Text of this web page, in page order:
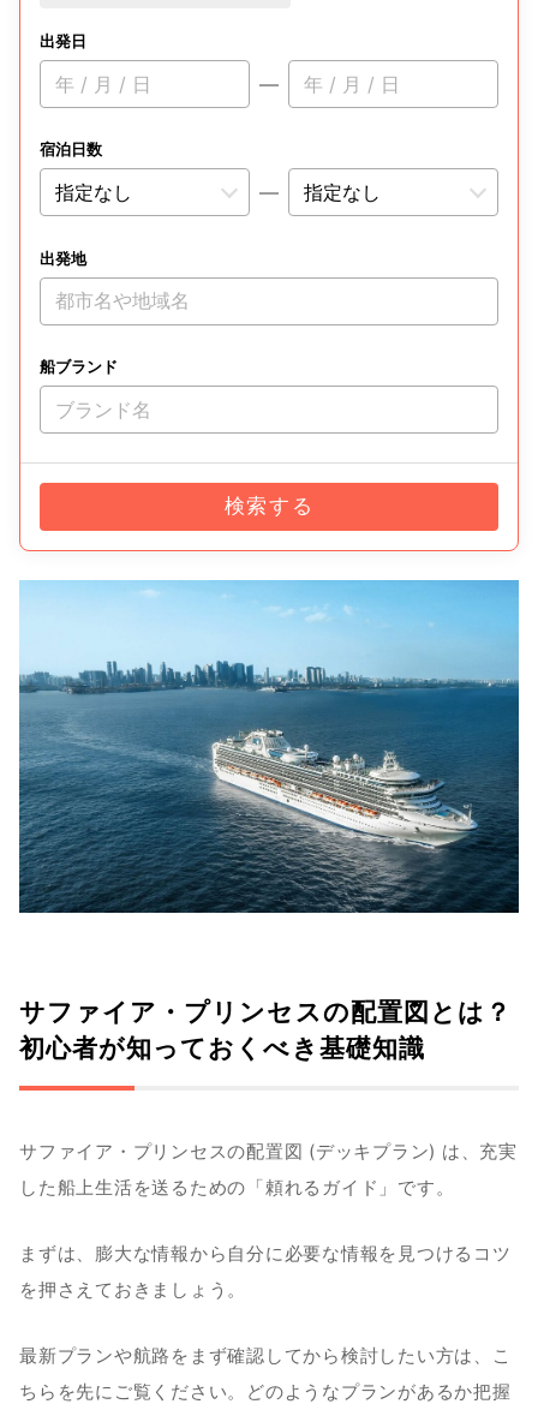
出発日
年 / 月 / 日 — 年 / 月 / 日
宿泊日数
—
出発地
都市名や地域名
船ブランド
ブランド名
検索する
サファイア・プリンセスの配置図とは？
初心者が知っておくべき基礎知識
サファイア・プリンセスの配置図 (デッキプラン) は、充実
した船上生活を送るための「頼れるガイド」です。
まずは、膨大な情報から自分に必要な情報を見つけるコツ
を押さえておきましょう。
最新プランや航路をまず確認してから検討したい方は、こ
ちらを先にご覧ください。どのようなプランがあるか把握